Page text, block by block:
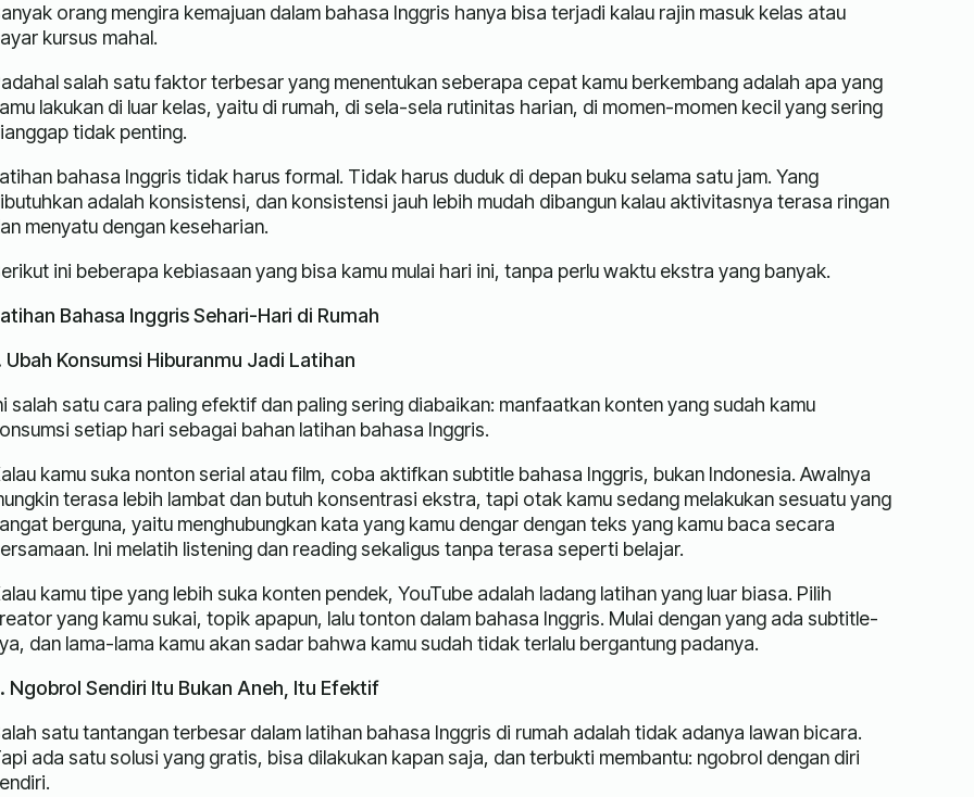
orang mengira kemajuan dalam bahasa Inggris hanya bisa terjadi kalau rajin masuk kelas atau
kursus mahal.
salah satu faktor terbesar yang menentukan seberapa cepat kamu berkembang adalah apa yang
lakukan di luar kelas, yaitu di rumah, di sela-sela rutinitas harian, di momen-momen kecil yang sering
tidak penting.
bahasa Inggris tidak harus formal. Tidak harus duduk di depan buku selama satu jam. Yang
adalah konsistensi, dan konsistensi jauh lebih mudah dibangun kalau aktivitasnya terasa ringan
menyatu dengan keseharian.
ini beberapa kebiasaan yang bisa kamu mulai hari ini, tanpa perlu waktu ekstra yang banyak.
Bahasa Inggris Sehari-Hari di Rumah
Ubah Konsumsi Hiburanmu Jadi Latihan
salah satu cara paling efektif dan paling sering diabaikan: manfaatkan konten yang sudah kamu
setiap hari sebagai bahan latihan bahasa Inggris.
kamu suka nonton serial atau film, coba aktifkan subtitle bahasa Inggris, bukan Indonesia. Awalnya
terasa lebih lambat dan butuh konsentrasi ekstra, tapi otak kamu sedang melakukan sesuatu yang
berguna, yaitu menghubungkan kata yang kamu dengar dengan teks yang kamu baca secara
Ini melatih listening dan reading sekaligus tanpa terasa seperti belajar.
kamu tipe yang lebih suka konten pendek, YouTube adalah ladang latihan yang luar biasa. Pilih
yang kamu sukai, topik apapun, lalu tonton dalam bahasa Inggris. Mulai dengan yang ada subtitle-
dan lama-lama kamu akan sadar bahwa kamu sudah tidak terlalu bergantung padanya.
Ngobrol Sendiri Itu Bukan Aneh, Itu Efektif
satu tantangan terbesar dalam latihan bahasa Inggris di rumah adalah tidak adanya lawan bicara.
ada satu solusi yang gratis, bisa dilakukan kapan saja, dan terbukti membantu: ngobrol dengan diri